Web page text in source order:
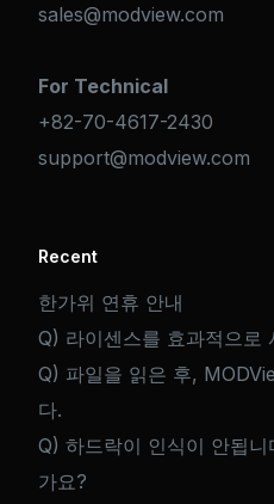
sales@modview.com
For Technical
+82-70-4617-2430
support@modview.com
Recent
한가위 연휴 안내
Q) 라이센스를 효과적으로
Q) 파일을 읽은 후,
다.
Q) 하드락이 인식이 안됩
가요?